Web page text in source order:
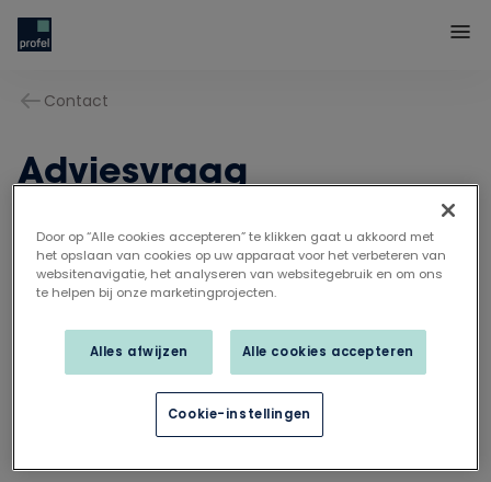
Contact
Adviesvraag
Door op “Alle cookies accepteren” te klikken gaat u akkoord met
het opslaan van cookies op uw apparaat voor het verbeteren van
websitenavigatie, het analyseren van websitegebruik en om ons
te helpen bij onze marketingprojecten.
Alles afwijzen Alle cookies accepteren
Cookie-instellingen